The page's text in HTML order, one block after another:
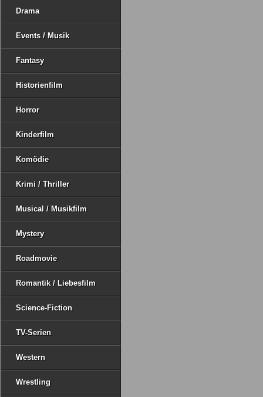
Drama
Events / Musik
Fantasy
Historienfilm
Horror
Kinderfilm
Komödie
Krimi / Thriller
Musical / Musikfilm
Mystery
Roadmovie
Romantik / Liebesfilm
Science-Fiction
TV-Serien
Western
Wrestling